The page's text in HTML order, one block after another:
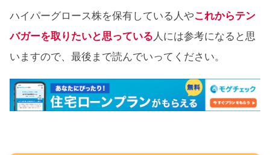
ハイパーグロース株を保有している人やこれからテン
バガーを取りたいと思っている 人には参考になると思
いますので、最後まで読んでいってください。